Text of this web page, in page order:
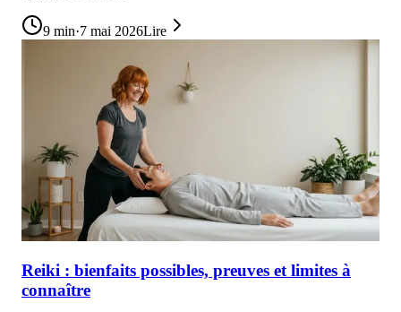
9 min·7 mai 2026Lire
Reiki : bienfaits possibles, preuves et limites à
connaître